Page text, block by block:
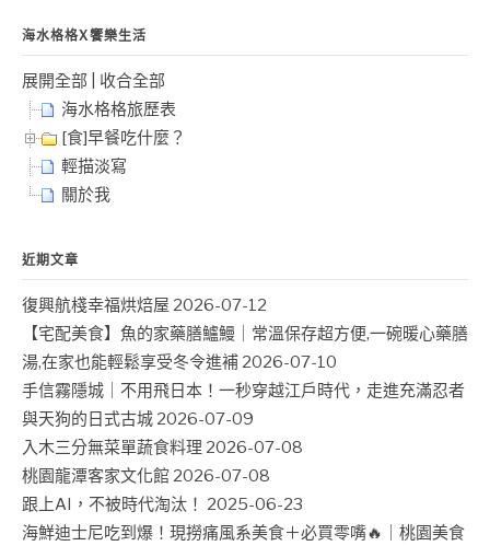
海水格格X饗樂生活
展開全部
收合全部
海水格格旅歷表
[食]早餐吃什麼？
輕描淡寫
關於我
近期文章
復興航棧幸福烘焙屋 2026-07-12
【宅配美食】魚的家藥膳鱸鰻｜常溫保存超方便,一碗暖心藥膳
湯,在家也能輕鬆享受冬令進補 2026-07-10
手信霧隱城｜不用飛日本！一秒穿越江戶時代，走進充滿忍者
與天狗的日式古城 2026-07-09
入木三分無菜單蔬食料理 2026-07-08
桃園龍潭客家文化館 2026-07-08
跟上AI，不被時代淘汰！ 2025-06-23
海鮮迪士尼吃到爆！現撈痛風系美食＋必買零嘴🔥｜桃園美食